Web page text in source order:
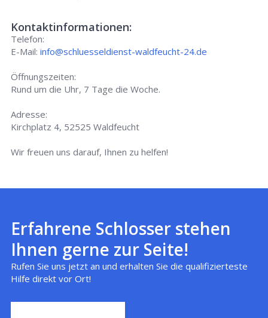
Kontaktinformationen:
Telefon:
E-Mail:info@schluesseldienst-waldfeucht-24.de
Öffnungszeiten:
Rund um die Uhr, 7 Tage die Woche.
Adresse:
Kirchplatz 4, 52525 Waldfeucht
Wir freuen uns darauf, Ihnen zu helfen!
Erfahrene Schlosser stehen
Ihnen gerne zur Seite!
Rufen Sie uns jetzt an und erhalten Sie die qualifizierteste
Hilfe direkt vor Ort!